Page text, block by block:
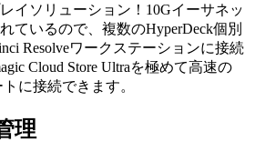
イソリューション！10Gイーサネッ
ているので、複数のHyperDeck個別
Resolveワークステーションに接続
Cloud Store Ultraを極めて高速の
に接続できます。
理